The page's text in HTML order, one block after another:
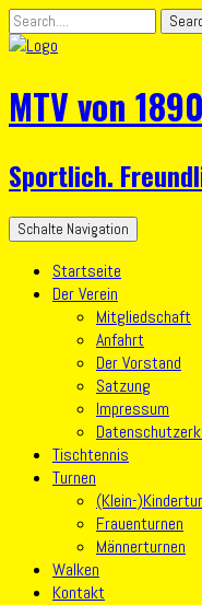
MTV von
Sportlich.
Schalte Navigation
Startseite
Der Verein
Mitgliedschaft
Anfahrt
Der Vorstand
Satzung
Impressum
Tischtennis
Turnen
(Klein-
Frauenturnen
Männerturnen
Walken
Kontakt